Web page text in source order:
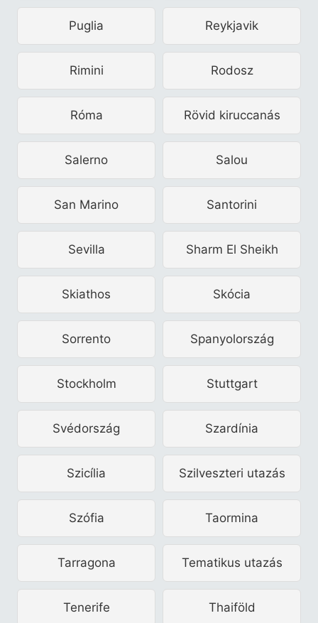
Puglia Reykjavik
Rimini Rodosz
Róma Rövid kiruccanás
Salerno Salou
San Marino Santorini
Sevilla Sharm El Sheikh
Skiathos Skócia
Sorrento Spanyolország
Stockholm Stuttgart
Svédország Szardínia
Szicília Szilveszteri utazás
Szófia Taormina
Tarragona Tematikus utazás
Tenerife Thaiföld